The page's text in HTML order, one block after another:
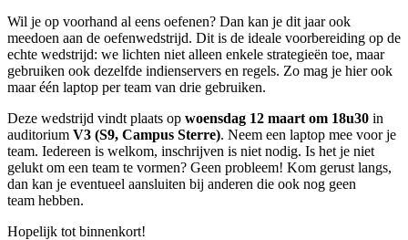
Wil je op voorhand al eens oefenen? Dan kan je dit jaar ook
meedoen aan de oefenwedstrijd. Dit is de ideale voorbereiding op de
echte wedstrijd: we lichten niet alleen enkele strategieën toe, maar
gebruiken ook dezelfde indienservers en regels. Zo mag je hier ook
maar één laptop per team van drie gebruiken.
Deze wedstrijd vindt plaats op woensdag 12 maart om 18u30 in
auditorium V3 (S9, Campus Sterre). Neem een laptop mee voor je
team. Iedereen is welkom, inschrijven is niet nodig. Is het je niet
gelukt om een team te vormen? Geen probleem! Kom gerust langs,
dan kan je eventueel aansluiten bij anderen die ook nog geen
team hebben.
Hopelijk tot binnenkort!